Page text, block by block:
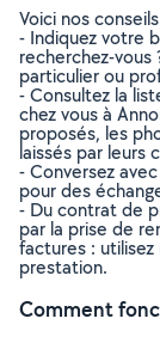
Voici nos
- Indiquez votre
recherchez-
particulier ou
- Consultez la
chez vous à
proposés, les
laissés par leurs
- Conversez
pour des
- Du contrat de
par la prise de
factures :
prestation.
Comment